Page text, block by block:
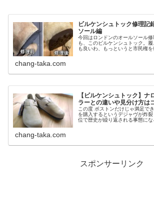
ビルケンシュトック修理記
ソール編
今回はロンドンのオールソール
も、このビルケンシュトック。
も良いわ、もっというと市民権
chang-taka.com
【ビルケンシュトック】ナ
ラーとの違いや見分け方は
この度 ボストンだけじゃ満足で
を購入するというデジャヴが炸
位で歴史が繰り返される事態にな
chang-taka.com
スポンサーリンク